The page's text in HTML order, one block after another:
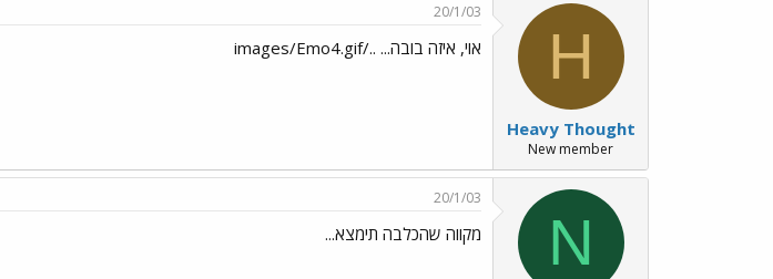
H
Heavy Thought
New member
20/1/03
אוי, איזה בובה... ../images/Emo4.gif
N
20/1/03
מקווה שהכלבה תימצא...